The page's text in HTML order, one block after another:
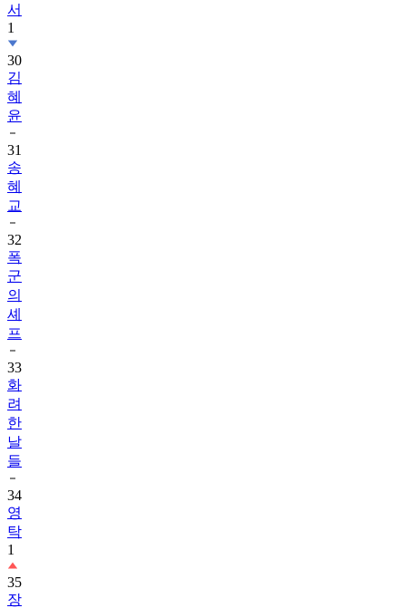
서
1
30
김
혜
윤
31
송
혜
교
32
폭
군
의
셰
프
33
화
려
한
날
들
34
영
탁
1
35
장